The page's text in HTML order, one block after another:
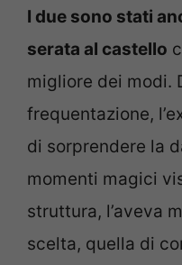
I due sono stati
serata al castello
migliore dei modi.
frequentazione,
di sorprendere la
momenti magici
struttura, l’aveva
scelta, quella di